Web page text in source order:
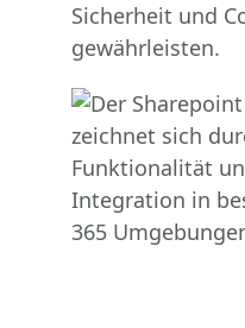
Sicherheit und
gewährleisten.